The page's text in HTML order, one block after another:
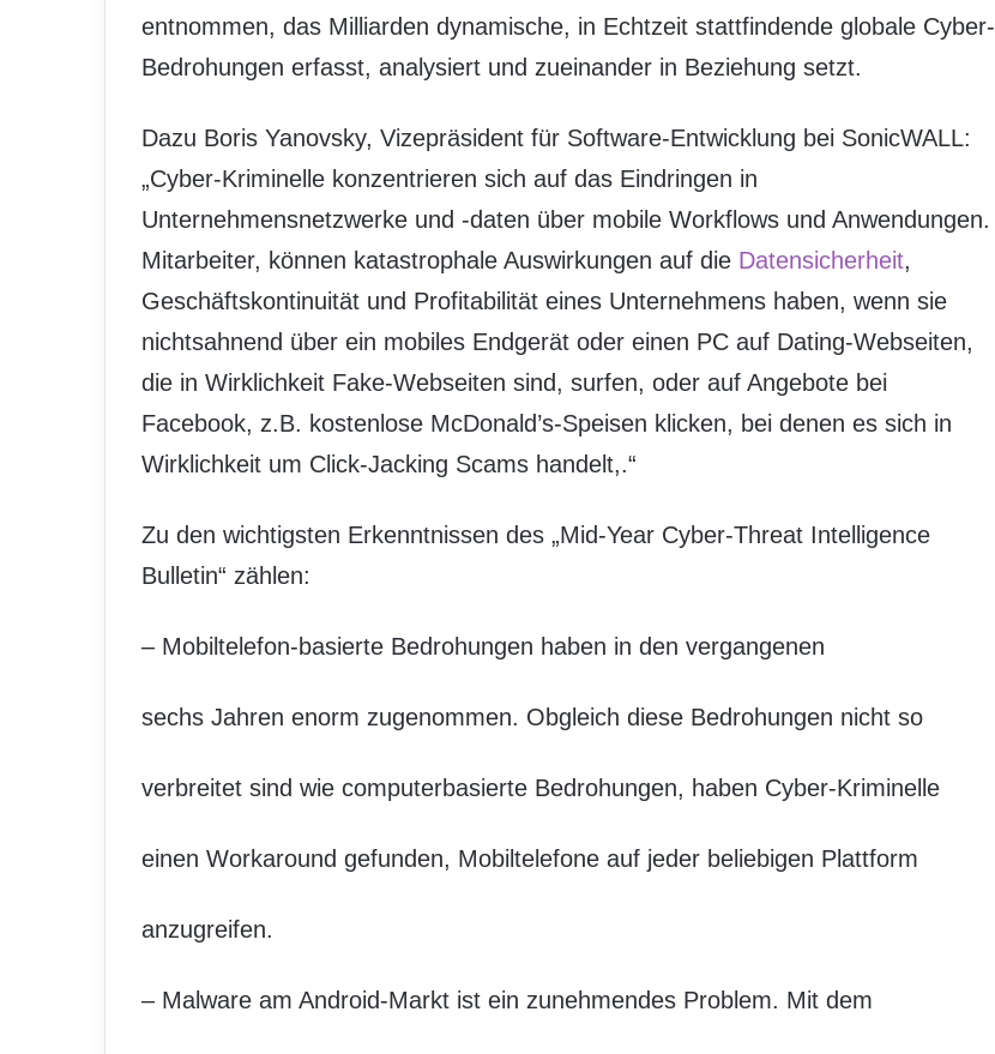
entnommen, das Milliarden dynamische, in Echtzeit stattfindende globale Cyber-
Bedrohungen erfasst, analysiert und zueinander in Beziehung setzt.
Dazu Boris Yanovsky, Vizepräsident für Software-Entwicklung bei SonicWALL:
„Cyber-Kriminelle konzentrieren sich auf das Eindringen in
Unternehmensnetzwerke und -daten über mobile Workflows und Anwendungen.
Mitarbeiter, können katastrophale Auswirkungen auf die Datensicherheit,
Geschäftskontinuität und Profitabilität eines Unternehmens haben, wenn sie
nichtsahnend über ein mobiles Endgerät oder einen PC auf Dating-Webseiten,
die in Wirklichkeit Fake-Webseiten sind, surfen, oder auf Angebote bei
Facebook, z.B. kostenlose McDonald’s-Speisen klicken, bei denen es sich in
Wirklichkeit um Click-Jacking Scams handelt,.“
Zu den wichtigsten Erkenntnissen des „Mid-Year Cyber-Threat Intelligence
Bulletin“ zählen:
– Mobiltelefon-basierte Bedrohungen haben in den vergangenen
sechs Jahren enorm zugenommen. Obgleich diese Bedrohungen nicht so
verbreitet sind wie computerbasierte Bedrohungen, haben Cyber-Kriminelle
einen Workaround gefunden, Mobiltelefone auf jeder beliebigen Plattform
anzugreifen.
– Malware am Android-Markt ist ein zunehmendes Problem. Mit dem